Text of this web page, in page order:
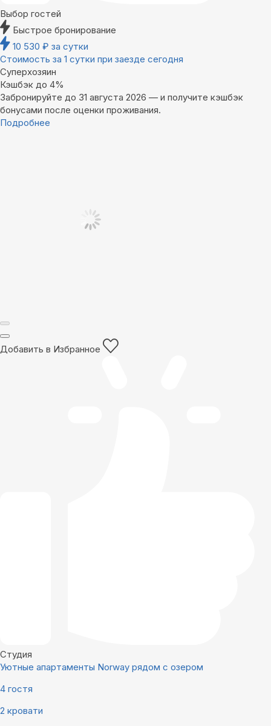
Выбор гостей
Быстрое бронирование
10 530 ₽ за сутки
Стоимость за 1 сутки при заезде сегодня
Суперхозяин
Кэшбэк до 4%
Забронируйте до 31 августа 2026 — и получите кэшбэк
бонусами после оценки проживания.
Подробнее
Добавить в Избранное
Студия
Уютные апартаменты Norway рядом с озером
4 гостя
2 кровати